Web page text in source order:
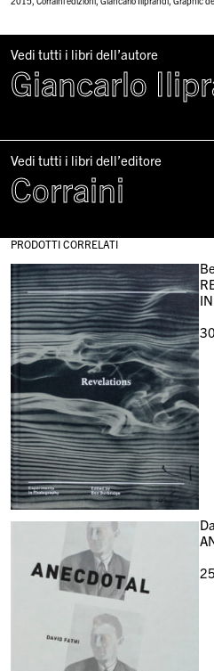
Vedi tutti i libri dell’autore
Giancarlo
Vedi tutti i libri dell’editore
Corraini
PRODOTTI CORRELATI
30
25